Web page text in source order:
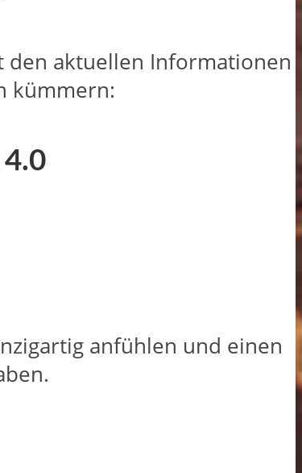
den aktuellen Informationen
kümmern:
anfühlen und einen